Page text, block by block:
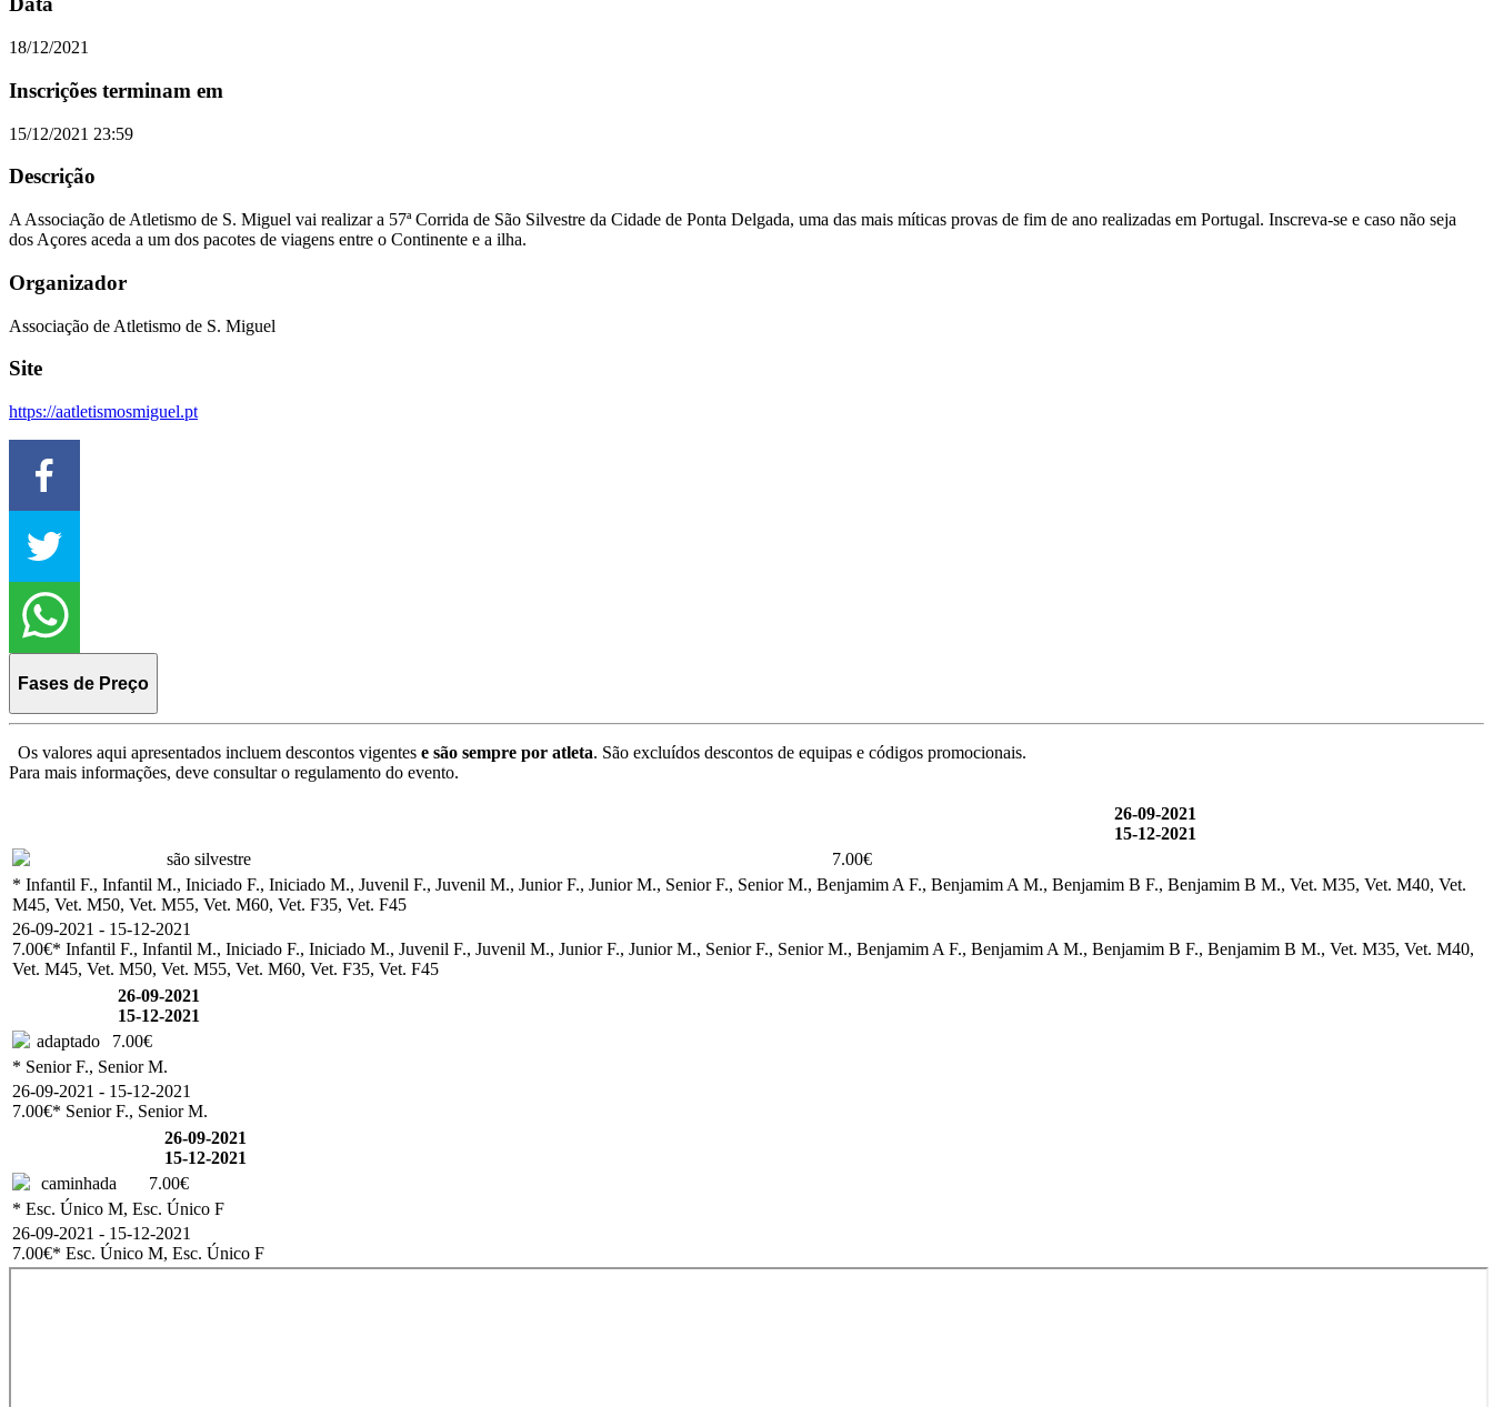
18/12/2021
Inscrições terminam em
15/12/2021 23:59
Descrição
A Associação de Atletismo de S. Miguel vai realizar a 57ª Corrida de São Silvestre da Cidade de Ponta Delgada, uma das mais míticas provas de fim de ano realizadas em Portugal. Inscreva-se e caso não seja
dos Açores aceda a um dos pacotes de viagens entre o Continente e a ilha.
Organizador
Associação de Atletismo de S. Miguel
Site
https://aatletismosmiguel.pt
Fases de Preço
Os valores aqui apresentados incluem descontos vigentes e são sempre por atleta. São excluídos descontos de equipas e códigos promocionais.
Para mais informações, deve consultar o regulamento do evento.
26-09-2021
15-12-2021
são silvestre
7.00€
* Infantil F., Infantil M., Iniciado F., Iniciado M., Juvenil F., Juvenil M., Junior F., Junior M., Senior F., Senior M., Benjamim A F., Benjamim A M., Benjamim B F., Benjamim B M., Vet. M35, Vet. M40, Vet.
M45, Vet. M50, Vet. M55, Vet. M60, Vet. F35, Vet. F45
26-09-2021 - 15-12-2021
7.00€* Infantil F., Infantil M., Iniciado F., Iniciado M., Juvenil F., Juvenil M., Junior F., Junior M., Senior F., Senior M., Benjamim A F., Benjamim A M., Benjamim B F., Benjamim B M., Vet. M35, Vet. M40,
Vet. M45, Vet. M50, Vet. M55, Vet. M60, Vet. F35, Vet. F45
26-09-2021
15-12-2021
adaptado
7.00€
* Senior F., Senior M.
26-09-2021 - 15-12-2021
7.00€* Senior F., Senior M.
26-09-2021
15-12-2021
caminhada
7.00€
* Esc. Único M, Esc. Único F
26-09-2021 - 15-12-2021
7.00€* Esc. Único M, Esc. Único F